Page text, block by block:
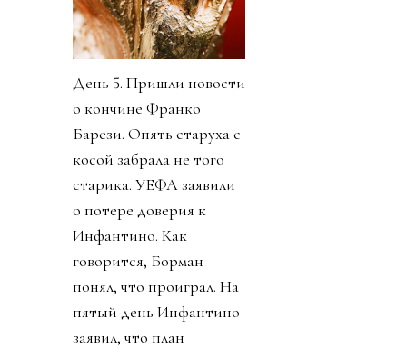
День 5. Пришли новости
о кончине Франко
Барези. Опять старуха с
косой забрала не того
старика. УЕФА заявили
о потере доверия к
Инфантино. Как
говорится, Борман
понял, что проиграл. На
пятый день Инфантино
заявил, что план